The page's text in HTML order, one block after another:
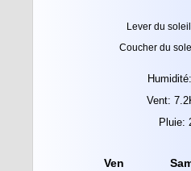
Lever du
Coucher du
Vent:
Pluie:
Ven